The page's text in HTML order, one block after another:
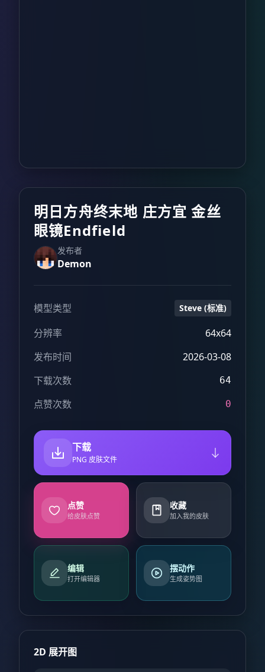
明日方舟终末地 庄方宜 金丝
眼镜Endfield
发布者
Demon
模型类型 Steve (标准)
分辨率
64x64
发布时间
2026-03-08
下载次数
64
点赞次数 0
下载
PNG 皮肤文件
点赞
给皮肤点赞
收藏
加入我的皮肤
编辑
打开编辑器
摆动作
生成姿势图
2D 展开图